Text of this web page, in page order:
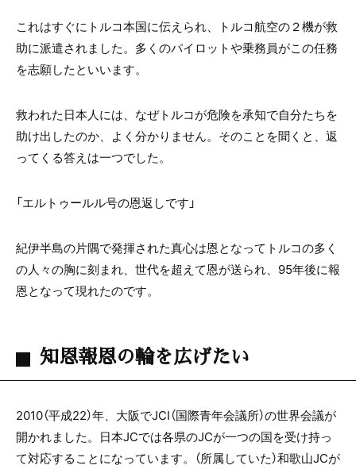
これはすぐにトルコ本国に伝えられ、トルコ航空の２機が救
助に派遣されました。多くのパイロットや乗務員がこの任務
を志願したといいます。
救われた日本人には、なぜトルコが危険を承知で自分たちを
助け出したのか、よく分かりません。そのことを聞くと、返
ってくる答えは一つでした。
「エルトゥールル号の恩返しです」
紀伊半島の片隅で発揮された真心は恩となってトルコの多く
の人々の胸に刻まれ、世代を超えて恩が送られ、95年後に報
恩となって現れたのです。
知恩報恩の輪を広げたい
2010（平成22）年、大阪でJCI（国際青年会議所）の世界会議が
開かれました。日本JCでは各県のJCが一つの国を受け持っ
て対応することになっています。（所属していた）和歌山JCが